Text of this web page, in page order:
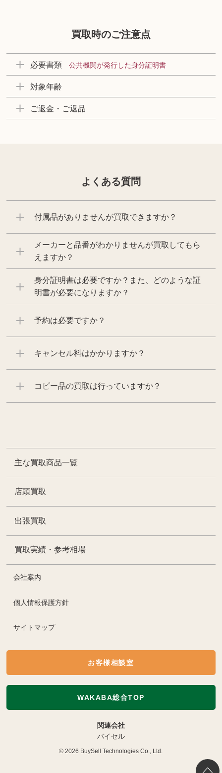
買取時のご注意点
必要書類 公共機関が発行した身分証明書
対象年齢
ご返金・ご返品
よくある質問
付属品がありませんが買取できますか？
メーカーと品番がわかりませんが買取してもら
えますか？
身分証明書は必要ですか？また、どのような証
明書が必要になりますか？
予約は必要ですか？
キャンセル料はかかりますか？
コピー品の買取は行っていますか？
主な買取商品一覧
店頭買取
出張買取
買取実績・参考相場
会社案内
個人情報保護方針
サイトマップ
お客様相談室
WAKABA総合TOP
関連会社
バイセル
© 2026 BuySell Technologies Co., Ltd.